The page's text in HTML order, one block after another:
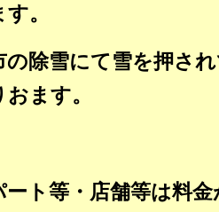
。
の除雪にて雪を押さ
ます。
ート等・店舗等は料